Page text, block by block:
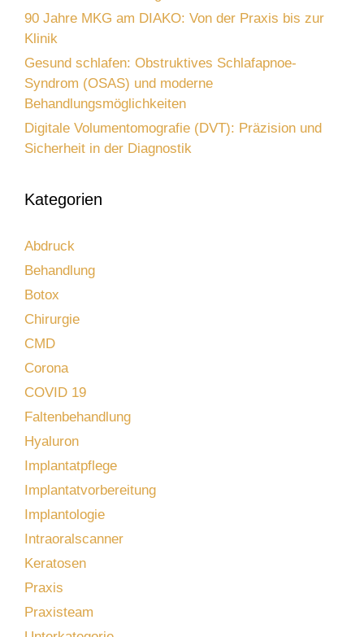
90 Jahre MKG am DIAKO: Von der Praxis bis zur
Klinik
Gesund schlafen: Obstruktives Schlafapnoe-
Syndrom (OSAS) und moderne
Behandlungsmöglichkeiten
Digitale Volumentomografie (DVT): Präzision und
Sicherheit in der Diagnostik
Kategorien
Abdruck
Behandlung
Botox
Chirurgie
CMD
Corona
COVID 19
Faltenbehandlung
Hyaluron
Implantatpflege
Implantatvorbereitung
Implantologie
Intraoralscanner
Keratosen
Praxis
Praxisteam